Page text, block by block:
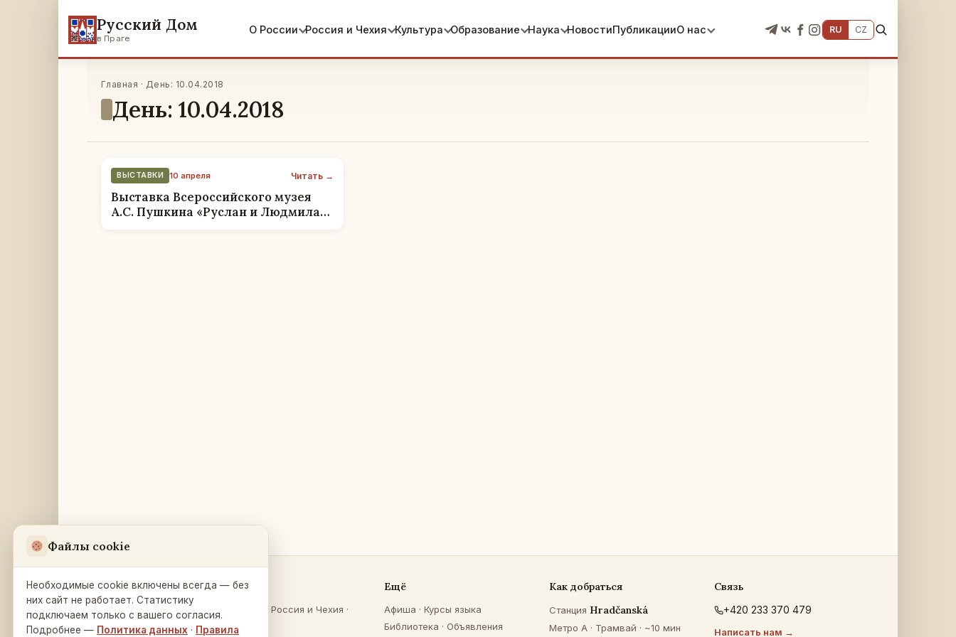
Русский Дом
в Праге
О России Россия и Чехия Культура Образование Наука НовостиПубликацииО нас RU CZ
Главная · День: 10.04.2018
День: 10.04.2018
ВЫСТАВКИ 10 апреля Читать →
Выставка Всероссийского музея
А.С. Пушкина «Руслан и Людмила»
Русский Дом
в Праге
Na Zátorce 16
Разделы
Россия и Чехия ·
Культура
Ещё
Афиша · Курсы языка
Библиотека · Объявления
Как добраться
Станция Hradčanská
Метро A · Трамвай · ~10 мин
Связь
+420 233 370 479
Написать нам →
Файлы cookie
Необходимые cookie включены всегда — без
них сайт не работает. Статистику
подключаем только с вашего согласия.
Подробнее — Политика данных · Правила